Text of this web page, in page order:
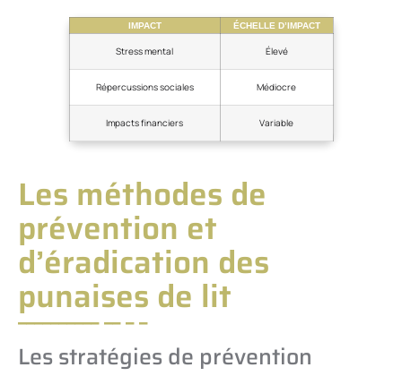
IMPACT ÉCHELLE D’IMPACT
Stress mental Élevé
Répercussions sociales Médiocre
Impacts financiers Variable
Les méthodes de
prévention et
d’éradication des
punaises de lit
Les stratégies de prévention